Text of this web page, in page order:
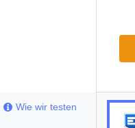
Wie wir testen